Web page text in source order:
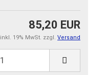
85,20 EUR
inkl. 19% MwSt. zzgl. Versand